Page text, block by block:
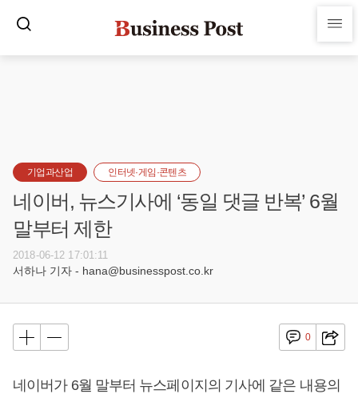
기업과산업 인터넷·게임·콘텐츠
네이버, 뉴스기사에 ‘동일 댓글 반복’ 6월
말부터 제한
2018-06-12 17:01:11
서하나 기자 - hana@businesspost.co.kr
0
네이버가 6월 말부터 뉴스페이지의 기사에 같은 내용의